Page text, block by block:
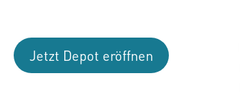
Jetzt Depot eröffnen